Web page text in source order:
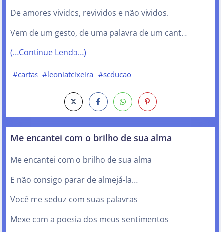
De amores vividos, revividos e não vividos.
Vem de um gesto, de uma palavra de um cant…
(…Continue Lendo…)
#cartas #leoniateixeira #seducao
Me encantei com o brilho de sua alma
Me encantei com o brilho de sua alma
E não consigo parar de almejá-la…
Você me seduz com suas palavras
Mexe com a poesia dos meus sentimentos